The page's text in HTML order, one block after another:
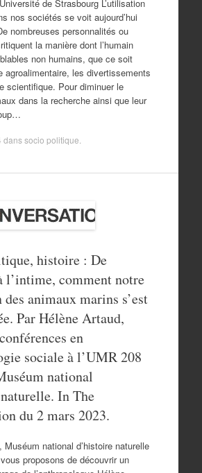
de Strasbourg L’utilisation
nos sociétés se voit aujourd’hui
nombreuses personnalités ou
la manière dont l’humain
non humains, que ce soit
agroalimentaire, les divertissements
scientifique. Pour diminuer le
dans la recherche ainsi que leur
danssocio politique
histoire : De
l’intime, comment notre
animaux marins s’est
Par Hélène Artaud,
en
sociale à l’UMR 208
national
In The
du 2 mars 2023.
Muséum national d’histoire naturelle
proposons de découvrir un